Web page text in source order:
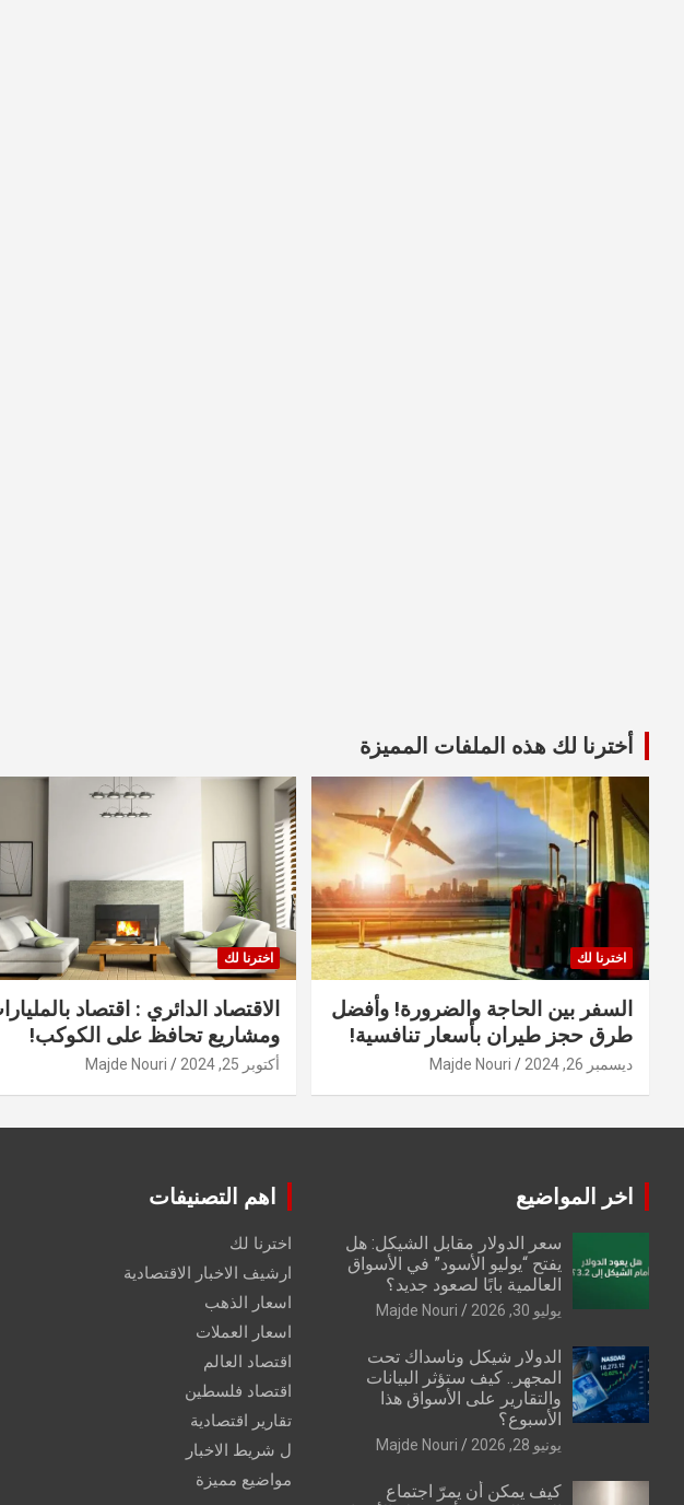
أخترنا لك هذه الملفات المميزة
اخترنا لك
السفر بين الحاجة والضرورة! وأفضل
طرق حجز طيران بأسعار تنافسية!
ديسمبر 26, 2024 Majde Nouri
اخترنا لك
الاقتصاد الدائري : اقتصاد
ومشاريع تحافظ على الكوكب!
أكتوبر 25, 2024 Majde Nouri
اخر المواضيع
سعر الدولار مقابل الشيكل: هل
يفتح “يوليو الأسود” في الأسواق
العالمية بابًا لصعود جديد؟
يوليو 30, 2026 Majde Nouri
الدولار شيكل وناسداك تحت
المجهر.. كيف ستؤثر البيانات
والتقارير على الأسواق هذا
الأسبوع؟
يونيو 28, 2026 Majde Nouri
كيف يمكن أن يمرّ اجتماع
اهم التصنيفات
اخترنا لك
ارشيف الاخبار الاقتصادية
اسعار الذهب
اسعار العملات
اقتصاد العالم
اقتصاد فلسطين
تقارير اقتصادية
ل شريط الاخبار
مواضيع مميزة